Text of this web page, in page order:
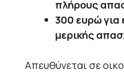
πλήρους
300 ευρώ για
μερικής
Απευθύνεται σε